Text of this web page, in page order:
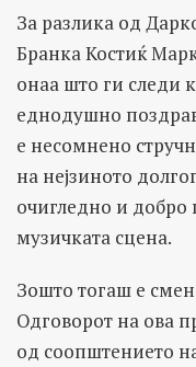
За разлика од
Бранка Костиќ
онаа што ги следи
еднодушно
е несомнено
на нејзиното
очигледно и добро
музичката сцена.
Зошто тогаш е
Одговорот на ова
од соопштението